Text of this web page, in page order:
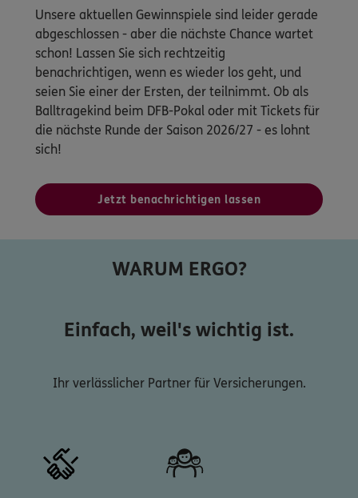
Unsere aktuellen Gewinnspiele sind leider gerade
abgeschlossen - aber die nächste Chance wartet
schon! Lassen Sie sich rechtzeitig
benachrichtigen, wenn es wieder los geht, und
seien Sie einer der Ersten, der teilnimmt. Ob als
Balltragekind beim DFB-Pokal oder mit Tickets für
die nächste Runde der Saison 2026/27 - es lohnt
sich!
Jetzt benachrichtigen lassen
WARUM ERGO?
Einfach, weil's wichtig ist.
Ihr verlässlicher Partner für Versicherungen.